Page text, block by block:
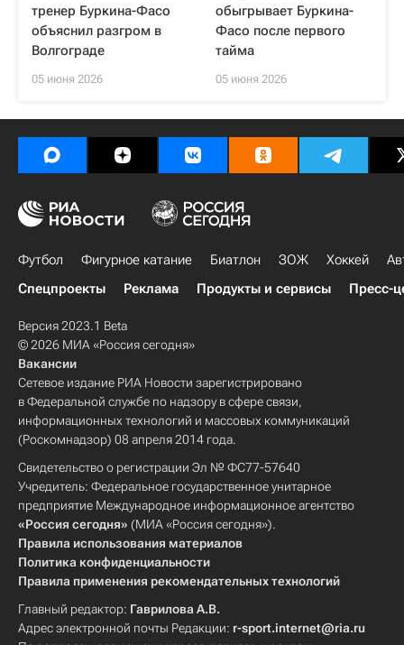
тренер Буркина-Фасо
объяснил разгром в
Волгограде
05 июня 2026
обыгрывает Буркина-
Фасо после первого
тайма
05 июня 2026
Футбол Фигурное катание Биатлон ЗОЖ Хоккей
Спецпроекты
Реклама Продукты и сервисы Пресс-
Версия 2023.1 Beta
© 2026 МИА «Россия сегодня»
Вакансии
Сетевое издание РИА Новости зарегистрировано
в Федеральной службе по надзору в сфере связи,
информационных технологий и массовых коммуникаций
(Роскомнадзор) 08 апреля 2014 года.
Свидетельство о регистрации Эл № ФС77-57640
Учредитель: Федеральное государственное унитарное
предприятие Международное информационное агентство
«Россия сегодня» (МИА «Россия сегодня»).
Правила использования материалов
Политика конфиденциальности
Правила применения рекомендательных технологий
Главный редактор: Гаврилова А.В.
Адрес электронной почты Редакции: r-sport.internet@ria.ru